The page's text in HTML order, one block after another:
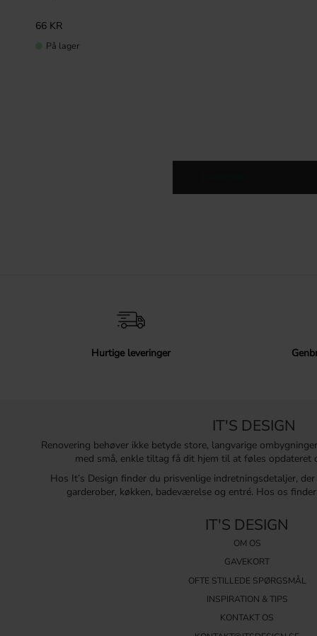
66KR
På lager
Hurtige leveringer
IT'S DESIGN
Renovering behøver ikke betyde store, langvarige
med små, enkle tiltag få dit hjem til at føles opdateret
Hos It’s Design finder du prisvenlige indretningsdetaljer,
garderober, køkken, badeværelse og entré. Hos os
IT'S DESIGN
OM OS
GAVEKORT
OFTE STILLEDE SPØRGSMÅL
INSPIRATION & TIPS
KONTAKT OS